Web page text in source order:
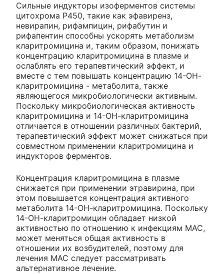
Сильные индукторы изоферментов системы
цитохрома Р450, такие как эфавиренз,
невирапин, рифампицин, рифабутин и
рифапентин способны ускорять метаболизм
кларитромицина и, таким образом, понижать
концентрацию кларитромицина в плазме и
ослаблять его терапевтический эффект, и
вместе с тем повышать концентрацию 14-ОН-
кларитромицина - метаболита, также
являющегося микробиологически активным.
Поскольку микробиологическая активность
кларитромицина и 14-ОН-кларитромицина
отличается в отношении различных бактерий,
терапевтический эффект может снижаться при
совместном применении кларитромицина и
индукторов ферментов.
Концентрация кларитромицина в плазме
снижается при применении этравирина, при
этом повышается концентрация активного
метаболита 14-ОН-кларитромицина. Поскольку
14-ОН-кларитромицин обладает низкой
активностью по отношению к инфекциям MAC,
может меняться общая активность в
отношении их возбудителей, поэтому для
лечения MAC следует рассматривать
альтернативное лечение.